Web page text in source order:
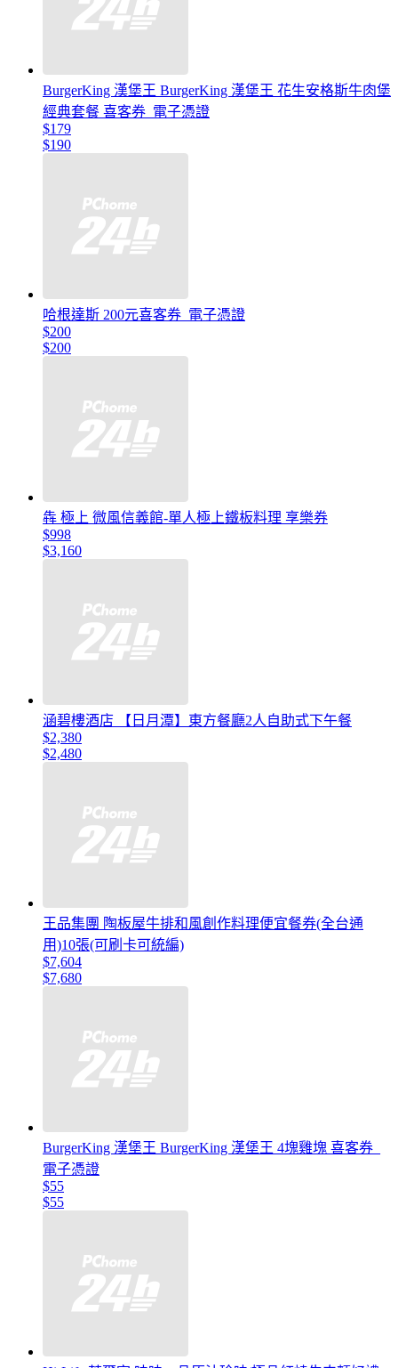
BurgerKing 漢堡王 BurgerKing 漢堡王 花生安格斯牛肉堡
經典套餐 喜客券_電子憑證
$179
$190
哈根達斯 200元喜客券_電子憑證
$200
$200
犇 極上 微風信義館-單人極上鐵板料理 享樂券
$998
$3,160
涵碧樓酒店 【日月潭】東方餐廳2人自助式下午餐
$2,380
$2,480
王品集團 陶板屋牛排和風創作料理便宜餐券(全台通
用)10張(可刷卡可統編)
$7,604
$7,680
BurgerKing 漢堡王 BurgerKing 漢堡王 4塊雞塊 喜客券_
電子憑證
$55
$55